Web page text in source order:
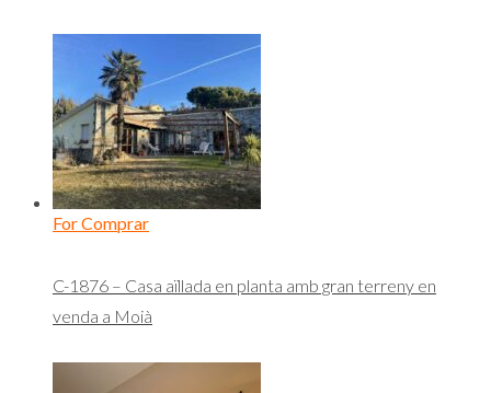
For Comprar
C-1876 – Casa aïllada en planta amb gran terreny en
venda a Moià